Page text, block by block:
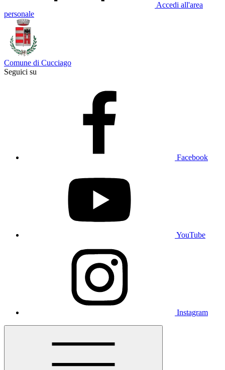
Accedi all'area
personale
Comune di Cucciago
Seguici su
Facebook
YouTube
Instagram